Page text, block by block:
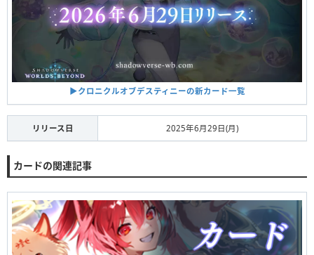
▶︎クロニクルオブデスティニーの新カード一覧
リリース日 2025年6月29日(月)
カードの関連記事